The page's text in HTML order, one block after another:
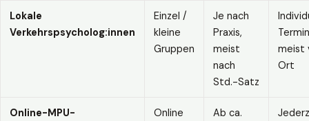
Lokale
Verkehrspsycholog:innen
Einzel /
kleine
Gruppen
Je nach
Praxis,
meist
nach
Std.-Satz
meist
Ort
Online-MPU-
Online
Ab ca.